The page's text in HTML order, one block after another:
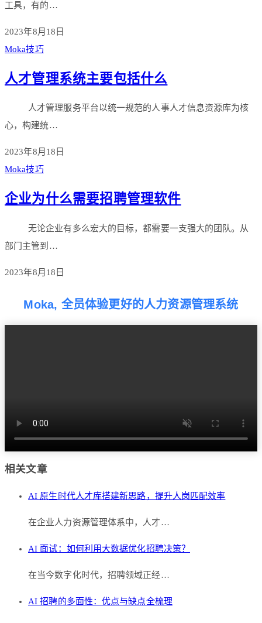
工具，有的…
2023年8月18日
Moka技巧
人才管理系统主要包括什么
人才管理服务平台以统一规范的人事人才信息资源库为核
心，构建统…
2023年8月18日
Moka技巧
企业为什么需要招聘管理软件
无论企业有多么宏大的目标，都需要一支强大的团队。从
部门主管到…
2023年8月18日
Moka, 全员体验更好的人力资源管理系统
相关文章
AI 原生时代人才库搭建新思路，提升人岗匹配效率
在企业人力资源管理体系中，人才…
AI 面试：如何利用大数据优化招聘决策？
在当今数字化时代，招聘领域正经…
AI 招聘的多面性：优点与缺点全梳理